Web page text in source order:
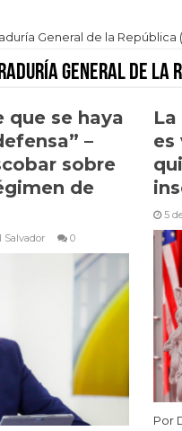
General de la República
General de la
que se haya
–
sobre
de
Salvador 0
es
5
Por